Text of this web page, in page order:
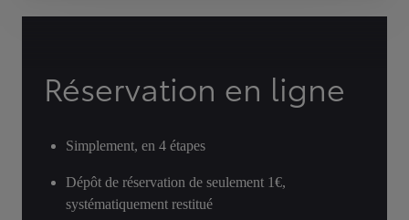
Réservation en ligne
Simplement, en 4 étapes
Dépôt de réservation de seulement 1€,
systématiquement restitué